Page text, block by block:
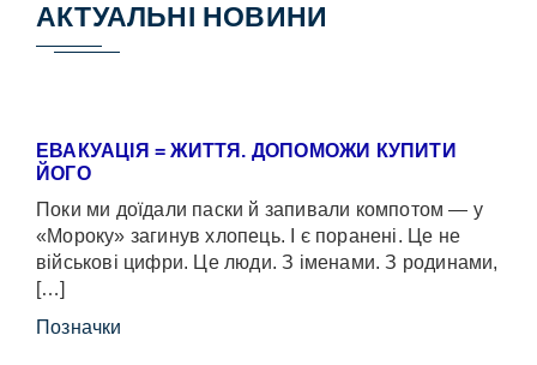
АКТУАЛЬНІ НОВИНИ
ЕВАКУАЦІЯ = ЖИТТЯ. ДОПОМОЖИ КУПИТИ
ЙОГО
Поки ми доїдали паски й запивали компотом — у
«Мороку» загинув хлопець. І є поранені. Це не
військові цифри. Це люди. З іменами. З родинами,
[…]
Позначки